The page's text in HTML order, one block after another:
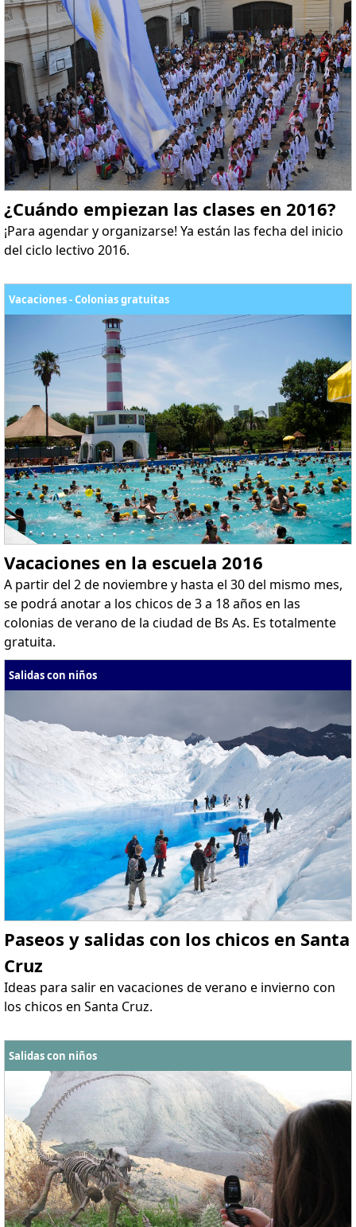
¿Cuándo empiezan las clases en 2016?
¡Para agendar y organizarse! Ya están las fecha del inicio
del ciclo lectivo 2016.
Vacaciones - Colonias gratuitas
Vacaciones en la escuela 2016
A partir del 2 de noviembre y hasta el 30 del mismo mes,
se podrá anotar a los chicos de 3 a 18 años en las
colonias de verano de la ciudad de Bs As. Es totalmente
gratuita.
Salidas con niños
Paseos y salidas con los chicos en Santa
Cruz
Ideas para salir en vacaciones de verano e invierno con
los chicos en Santa Cruz.
Salidas con niños